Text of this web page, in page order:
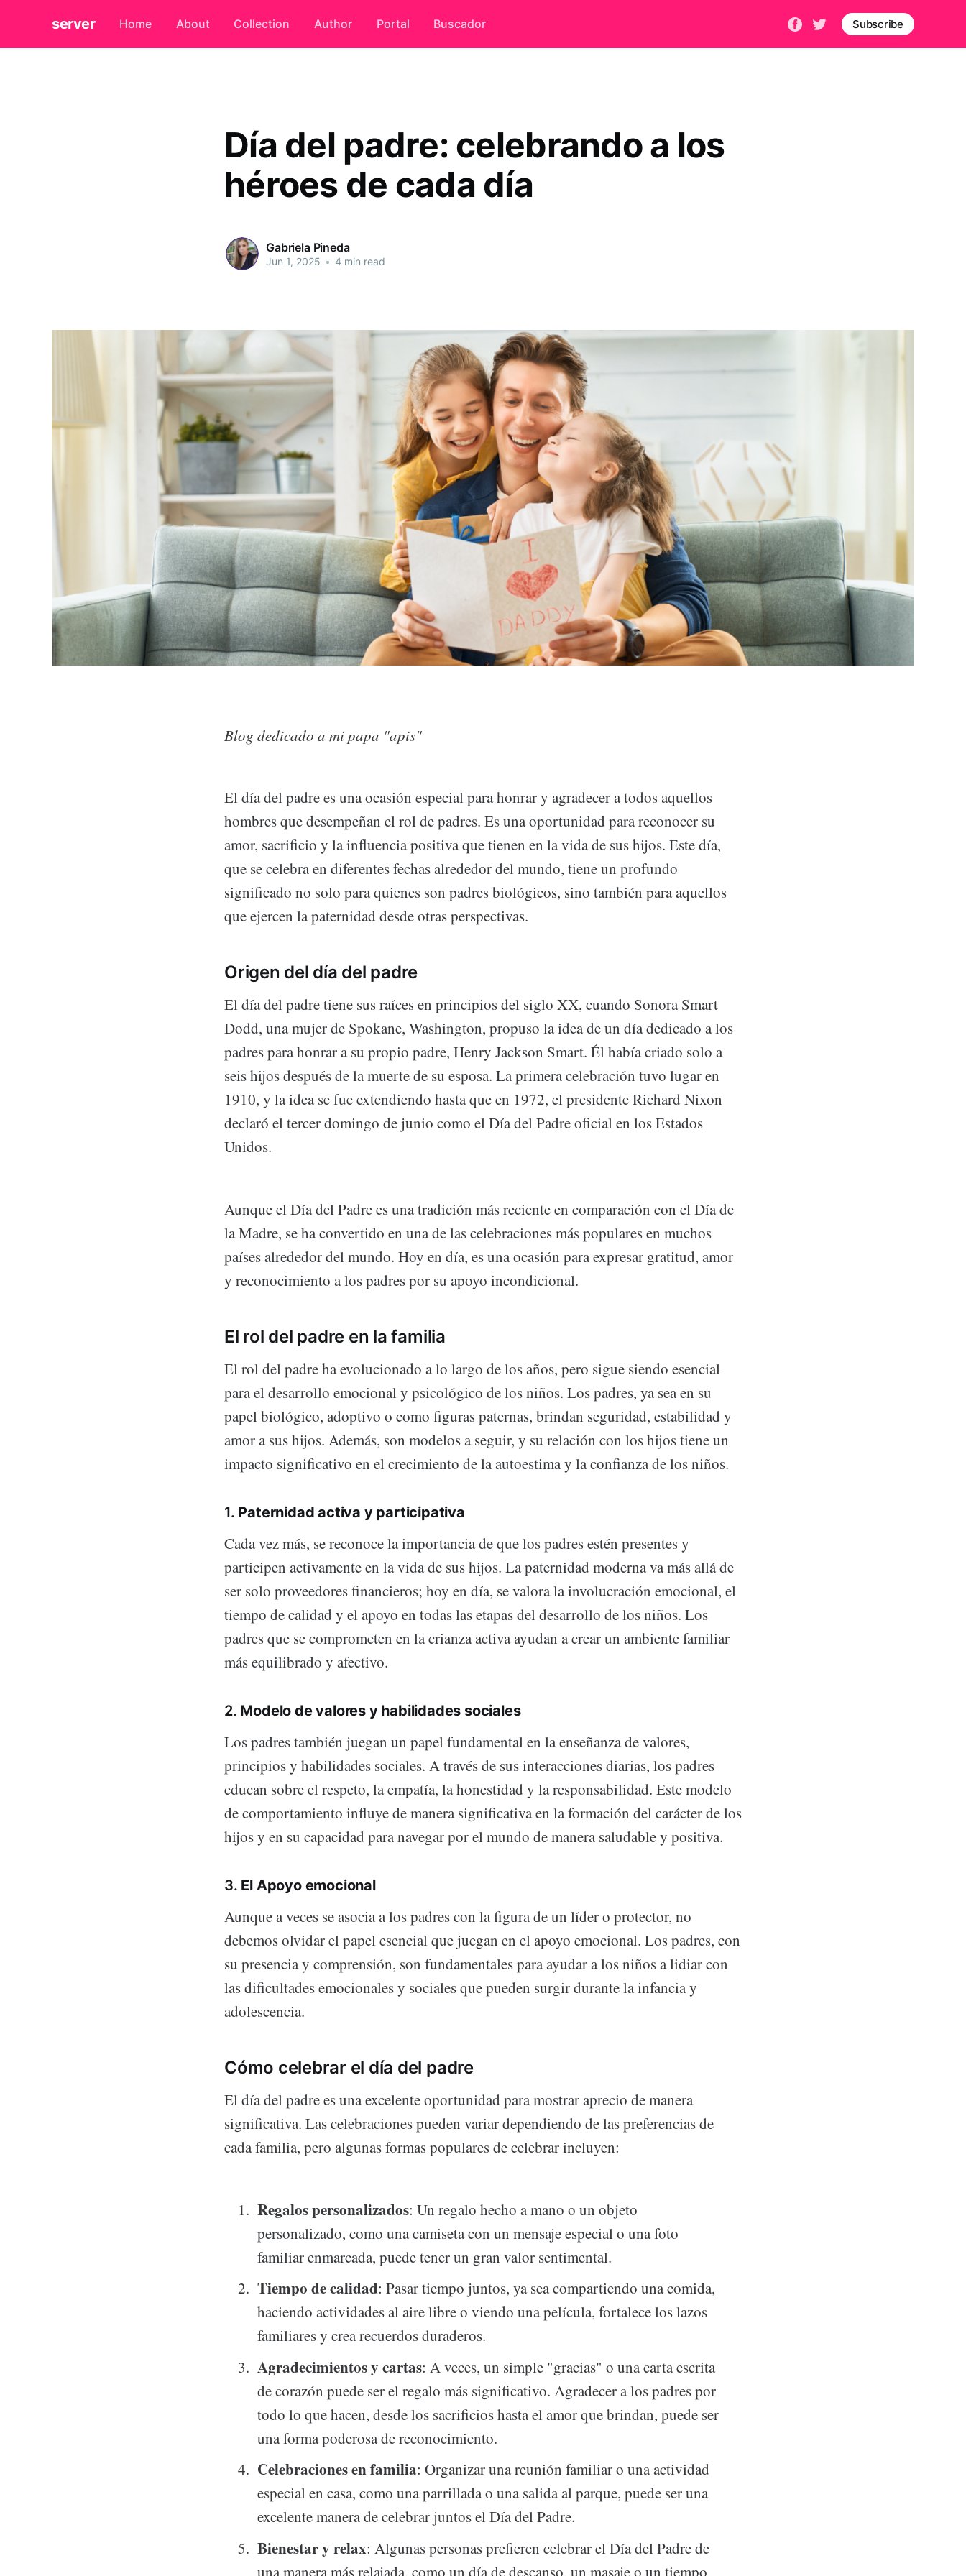
server Home About Collection Author Portal Buscador Subscribe
Día del padre: celebrando a los
héroes de cada día
Gabriela Pineda
Jun 1, 2025 • 4 min read
Blog dedicado a mi papa "apis"
El día del padre es una ocasión especial para honrar y agradecer a todos aquellos
hombres que desempeñan el rol de padres. Es una oportunidad para reconocer su
amor, sacrificio y la influencia positiva que tienen en la vida de sus hijos. Este día,
que se celebra en diferentes fechas alrededor del mundo, tiene un profundo
significado no solo para quienes son padres biológicos, sino también para aquellos
que ejercen la paternidad desde otras perspectivas.
Origen del día del padre
El día del padre tiene sus raíces en principios del siglo XX, cuando Sonora Smart
Dodd, una mujer de Spokane, Washington, propuso la idea de un día dedicado a los
padres para honrar a su propio padre, Henry Jackson Smart. Él había criado solo a
seis hijos después de la muerte de su esposa. La primera celebración tuvo lugar en
1910, y la idea se fue extendiendo hasta que en 1972, el presidente Richard Nixon
declaró el tercer domingo de junio como el Día del Padre oficial en los Estados
Unidos.
Aunque el Día del Padre es una tradición más reciente en comparación con el Día de
la Madre, se ha convertido en una de las celebraciones más populares en muchos
países alrededor del mundo. Hoy en día, es una ocasión para expresar gratitud, amor
y reconocimiento a los padres por su apoyo incondicional.
El rol del padre en la familia
El rol del padre ha evolucionado a lo largo de los años, pero sigue siendo esencial
para el desarrollo emocional y psicológico de los niños. Los padres, ya sea en su
papel biológico, adoptivo o como figuras paternas, brindan seguridad, estabilidad y
amor a sus hijos. Además, son modelos a seguir, y su relación con los hijos tiene un
impacto significativo en el crecimiento de la autoestima y la confianza de los niños.
1. Paternidad activa y participativa
Cada vez más, se reconoce la importancia de que los padres estén presentes y
participen activamente en la vida de sus hijos. La paternidad moderna va más allá de
ser solo proveedores financieros; hoy en día, se valora la involucración emocional, el
tiempo de calidad y el apoyo en todas las etapas del desarrollo de los niños. Los
padres que se comprometen en la crianza activa ayudan a crear un ambiente familiar
más equilibrado y afectivo.
2. Modelo de valores y habilidades sociales
Los padres también juegan un papel fundamental en la enseñanza de valores,
principios y habilidades sociales. A través de sus interacciones diarias, los padres
educan sobre el respeto, la empatía, la honestidad y la responsabilidad. Este modelo
de comportamiento influye de manera significativa en la formación del carácter de los
hijos y en su capacidad para navegar por el mundo de manera saludable y positiva.
3. El Apoyo emocional
Aunque a veces se asocia a los padres con la figura de un líder o protector, no
debemos olvidar el papel esencial que juegan en el apoyo emocional. Los padres, con
su presencia y comprensión, son fundamentales para ayudar a los niños a lidiar con
las dificultades emocionales y sociales que pueden surgir durante la infancia y
adolescencia.
Cómo celebrar el día del padre
El día del padre es una excelente oportunidad para mostrar aprecio de manera
significativa. Las celebraciones pueden variar dependiendo de las preferencias de
cada familia, pero algunas formas populares de celebrar incluyen:
Regalos personalizados: Un regalo hecho a mano o un objeto
personalizado, como una camiseta con un mensaje especial o una foto
familiar enmarcada, puede tener un gran valor sentimental.
Tiempo de calidad: Pasar tiempo juntos, ya sea compartiendo una comida,
haciendo actividades al aire libre o viendo una película, fortalece los lazos
familiares y crea recuerdos duraderos.
Agradecimientos y cartas: A veces, un simple "gracias" o una carta escrita
de corazón puede ser el regalo más significativo. Agradecer a los padres por
todo lo que hacen, desde los sacrificios hasta el amor que brindan, puede ser
una forma poderosa de reconocimiento.
Celebraciones en familia: Organizar una reunión familiar o una actividad
especial en casa, como una parrillada o una salida al parque, puede ser una
excelente manera de celebrar juntos el Día del Padre.
Bienestar y relax: Algunas personas prefieren celebrar el Día del Padre de
una manera más relajada, como un día de descanso, un masaje o un tiempo